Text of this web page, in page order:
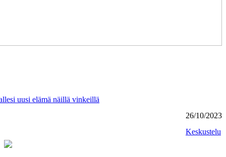
uusi elämä näillä vinkeillä
26/10/2023
Keskustelu